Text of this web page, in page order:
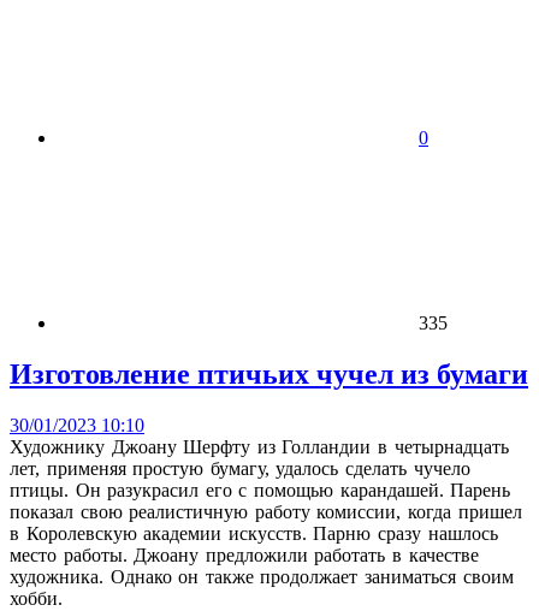
0
335
Изготовление птичьих чучел из бумаги
30/01/2023 10:10
Художнику Джоану Шерфту из Голландии в четырнадцать
лет, применяя простую бумагу, удалось сделать чучело
птицы. Он разукрасил его с помощью карандашей. Парень
показал свою реалистичную работу комиссии, когда пришел
в Королевскую академии искусств. Парню сразу нашлось
место работы. Джоану предложили работать в качестве
художника. Однако он также продолжает заниматься своим
хобби.